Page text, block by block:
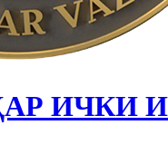
ИЧКИ